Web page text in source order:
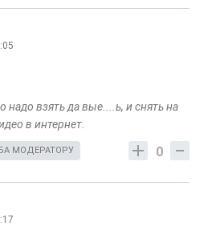
надо взять да вые....ь, и снять на
в интернет.
0
МОДЕРАТОРУ